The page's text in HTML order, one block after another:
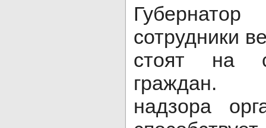
сотрудники
стоят на
граждан.
надзора